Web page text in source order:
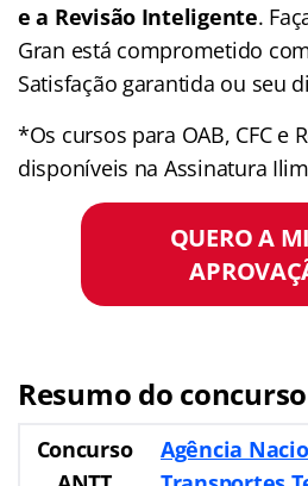
e a Revisão Inteligente.
Gran está comprometido
Satisfação garantida ou seu
*Os cursos para OAB, CFC e
disponíveis na Assinatura
QUERO A
Resumo do
Concurso
Agência